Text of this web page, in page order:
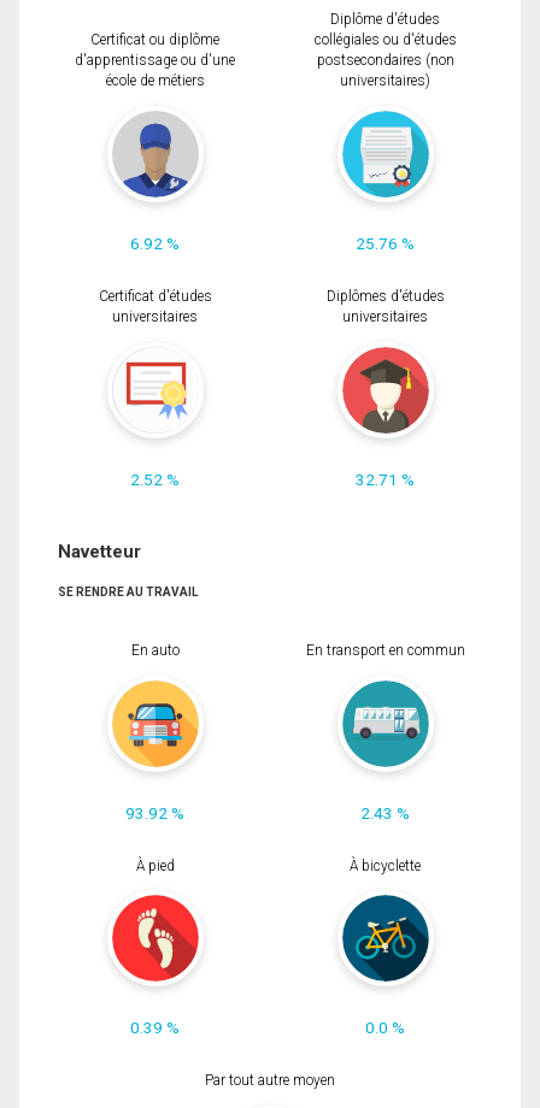
Certificat ou diplôme
d'apprentissage ou d'une
école de métiers
6.92 %
Diplôme d'études
collégiales ou d'études
postsecondaires (non
universitaires)
25.76 %
Certificat d'études
universitaires
2.52 %
Diplômes d'études
universitaires
32.71 %
Navetteur
SE RENDRE AU TRAVAIL
En auto
93.92 %
En transport en commun
2.43 %
À pied
0.39 %
À bicyclette
0.0 %
Par tout autre moyen